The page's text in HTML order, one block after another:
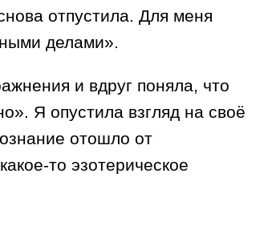
отпустила. Для меня
делами».
и вдруг поняла, что
Я опустила взгляд на своё
отошло от
то эзотерическое